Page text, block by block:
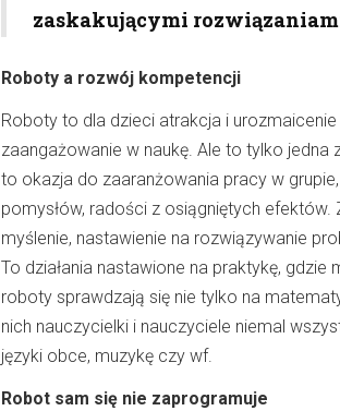
zaskakującymi
Roboty a rozwój kompetencji
Roboty to dla dzieci atrakcja i
zaangażowanie w naukę. Ale to tylko
to okazja do zaaranżowania pracy w
pomysłów, radości z osiągniętych
myślenie, nastawienie na rozwiązywanie
To działania nastawione na praktykę,
roboty sprawdzają się nie tylko na
nich nauczycielki i nauczyciele niemal
języki obce, muzykę czy wf.
Robot sam się nie zaprogramuje